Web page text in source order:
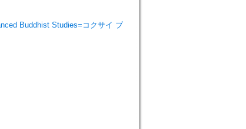
Buddhist Studies=コクサイ ブ